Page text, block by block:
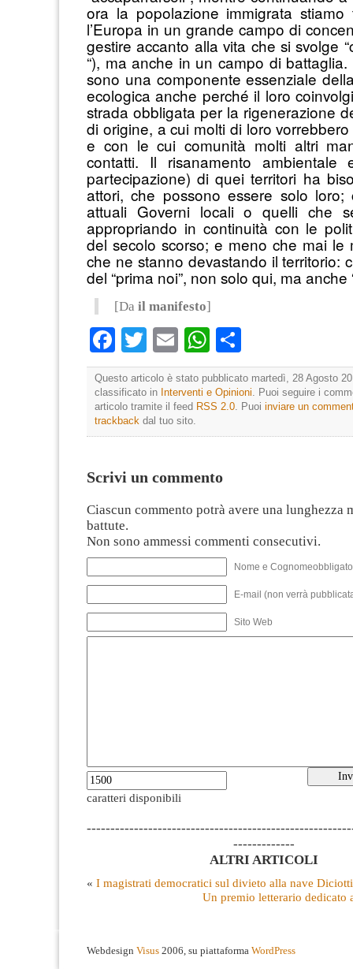
ora la popolazione immigrata stiamo
l’Europa in un grande campo di
gestire accanto alla vita che si svolge
“), ma anche in un campo di
sono una componente essenziale
ecologica anche perché il loro
strada obbligata per la rigenerazione
di origine, a cui molti di loro
e con le cui comunità molti altri
contatti. Il risanamento ambientale
partecipazione) di quei territori ha
attori, che possono essere solo
attuali Governi localio quelli che
appropriando in continuità con le
del secolo scorso; e meno che mai le
che ne stanno devastando il territorio:
del “prima noi”, non solo qui, ma anche
[Da il manifesto]
Facebook
TwitterEmailWhatsApp
Questo articolo è stato pubblicato martedì, 28 Agosto
classificato in Interventi e Opinioni . Puoi seguire i
articolo tramite il feed RSS 2.0 . Puoi inviare un
trackback dal tuo sito.
Scrivi un commento
Ciascun commento potrà avere una lunghezza
battute.
Non sono ammessi commenti consecutivi.
Nome e
E-mail (non verrà
Sito Web
caratteri disponibili
-------------
ALTRI ARTICOLI
« I magistrati democratici sul divieto alla nave Diciotti
Un premio letterario dedicato
Webdesign Visus 2006, su piattaforma WordPress